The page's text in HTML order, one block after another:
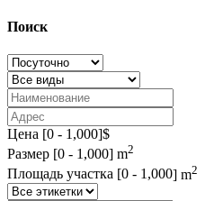
Поиск
Цена [0 - 1,000]$
Размер [0 - 1,000] m2
Площадь участка [0 - 1,000] m2